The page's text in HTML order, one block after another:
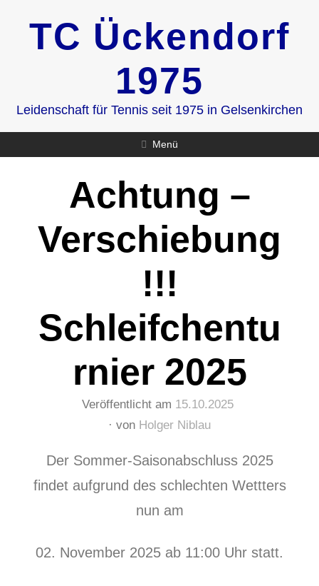
TC Ückendorf
1975
Leidenschaft für Tennis seit 1975 in Gelsenkirchen
Menü
Achtung –
Verschiebung
!!!
Schleifchentu
rnier 2025
Veröffentlicht am 15.10.2025
von Holger Niblau
Der Sommer-Saisonabschluss 2025
findet aufgrund des schlechten Wettters
nun am
02. November 2025 ab 11:00 Uhr statt.